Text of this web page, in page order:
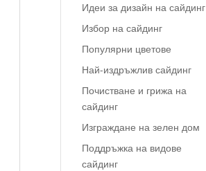
Идеи за дизайн на сайдинг
Избор на сайдинг
Популярни цветове
Най-издръжлив сайдинг
Почистване и грижа на
сайдинг
Изграждане на зелен дом
Поддръжка на видове
сайдинг